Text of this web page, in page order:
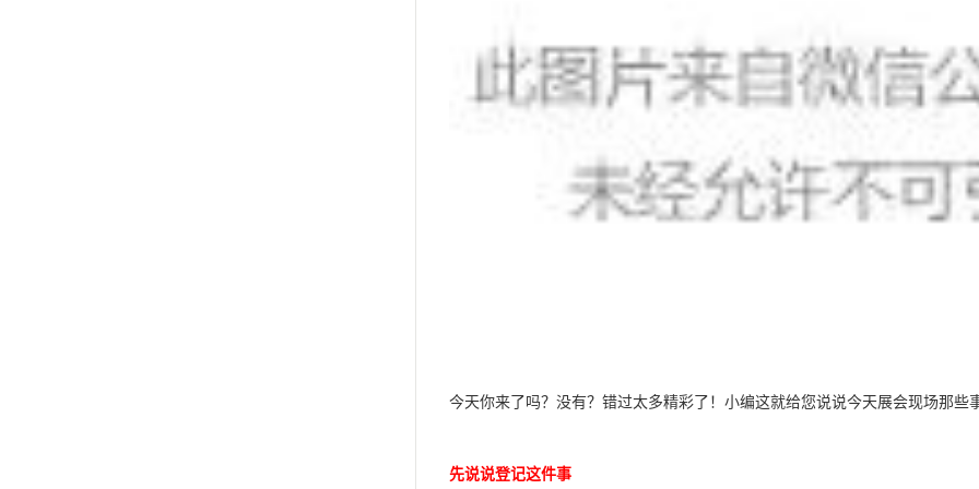
今天你来了吗？没有？错过太多精彩了！小编这就给您说说今天展会现场那些
先说说登记这件事